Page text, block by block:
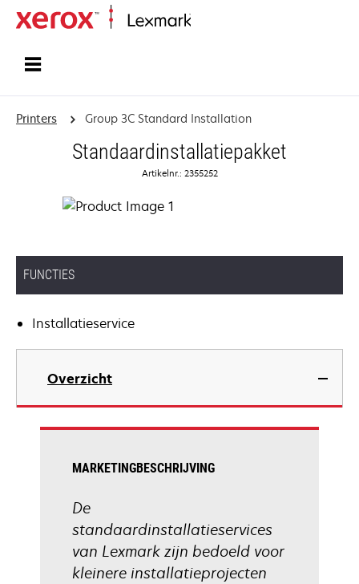
Printers Group 3C Standard Installation
Standaardinstallatiepakket
Artikelnr.: 2355252
FUNCTIES
Installatieservice
Overzicht
MARKETINGBESCHRIJVING
De
standaardinstallatieservices
van Lexmark zijn bedoeld voor
kleinere installatieprojecten